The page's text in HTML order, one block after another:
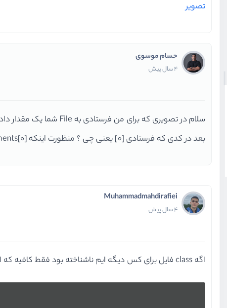
تصویر
حسام موسوی
4 سال پیش
سلام در تصویری که برای من فرستادی به File شما یک مقدار دادی اونم یک رشته با اسم file.txt بود نه بیشتر
بعد در کدی که فرستادی [0] یعنی چی ؟ منظورت اینکه arguments[0] دیگه ؟
Muhammadmahdirafiei
4 سال پیش
اگه class فایل برای کس دیگه ایم ناشناخته بود فقط کافیه که این پکیج رو ایمپورت کنه.